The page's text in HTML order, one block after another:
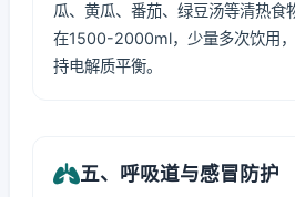
瓜、黄瓜、番茄、绿豆汤等清热食
在1500-2000ml，少量多次饮用
持电解质平衡。
五、呼吸道与感冒防护